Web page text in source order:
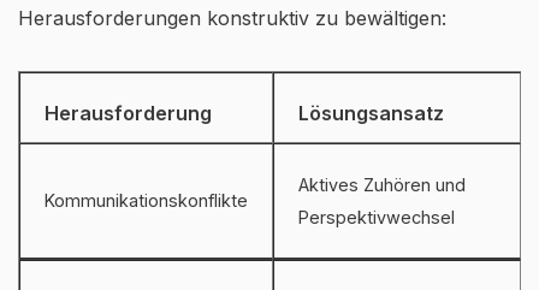
Herausforderungen konstruktiv zu bewältigen:
Herausforderung Lösungsansatz
Kommunikationskonflikte
Aktives Zuhören und
Perspektivwechsel